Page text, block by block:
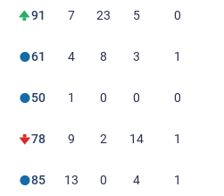
91 7 23 5 0
61 4 8 3 1
50 1 0 0 0
78 9 2 14 1
85 13 0 4 1